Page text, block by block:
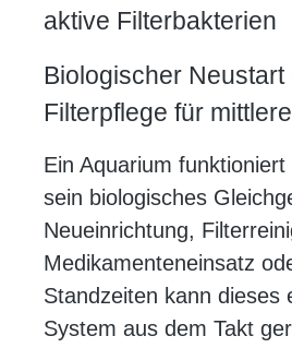
aktive Filterbakterien
Biologischer Neustart
Filterpflege für
Ein Aquarium
sein biologisches
Neueinrichtung,
Medikamenteneinsatz
Standzeiten kann dieses
System aus dem Takt